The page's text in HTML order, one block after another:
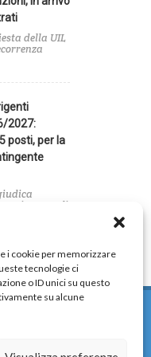
i cookie per memorizzare
tecnologie ci
o ID unici su questo
su alcune
della UIL
2027:
posti, per la
di